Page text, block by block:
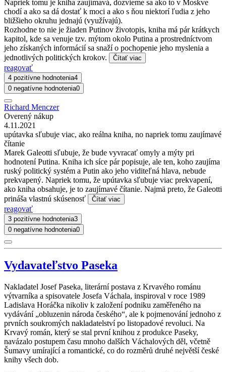
Napriek tomu je kniha zaujímavá, dozvieme sa ako to v Moskve
chodí a ako sa dá dostať k moci a ako s ňou niektorí ľudia z jeho
bližšieho okruhu jednajú (využívajú).
Rozhodne to nie je žiaden Putinov životopis, kniha má pár krátkych
kapitol, kde sa venuje tzv. mýtom okolo Putina a prostredníctvom
jeho získaných informácií sa snaží o pochopenie jeho myslenia a
jednotlivých politických krokov.
Čítať viac
reagovať
4 pozitívne hodnotenia4
0 negatívne hodnotenia0
Richard Menczer
Overený nákup
4.11.2021
upútavka sľubuje viac, ako reálna kniha, no napriek tomu zaujímavé
čítanie
Marek Galeotti sľubuje, že bude vyvracať omyly a mýty pri
hodnotení Putina. Kniha ich síce pár popisuje, ale ten, koho zaujíma
ruský politický systém a Putin ako jeho viditeľná hlava, nebude
prekvapený. Napriek tomu, že upútavka sľubuje viac prekvapení,
ako kniha obsahuje, je to zaujímavé čítanie. Najmä preto, že Galeotti
prináša vlastnú skúsenosť
Čítať viac
reagovať
3 pozitívne hodnotenia3
0 negatívne hodnotenia0
Vydavateľstvo Paseka
Nakladatel Josef Paseka, literární postava z Krvavého románu
výtvarníka a spisovatele Josefa Váchala, inspiroval v roce 1989
Ladislava Horáčka nikoliv k založení podniku zaměřeného na
vydávání „obluzenin národa českého“, ale k pojmenování jednoho z
prvních soukromých nakladatelství po listopadové revoluci. Na
Krvavý román, který se stal první knihou z produkce Paseky,
navázalo postupem času mnoho dalších Váchalových děl, včetně
Šumavy umírající a romantické, co do rozměrů druhé největší české
knihy všech dob.